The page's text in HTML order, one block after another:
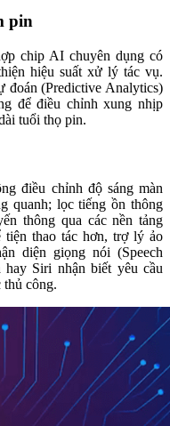
pin
chip AI chuyên dụng có
hiệu suất xử lý tác vụ.
đoán (Predictive Analytics)
để điều chỉnh xung nhịp
tuổi thọ pin.
điều chỉnh độ sáng màn
quanh; lọc tiếng ồn thông
thông qua các nền tảng
thao tác hơn, trợ lý ảo
diện giọng nói (Speech
Siri nhận biết yêu cầu
thủ công.